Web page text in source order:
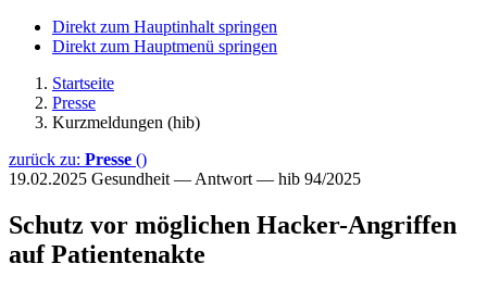
Direkt zum Hauptinhalt springen
Direkt zum Hauptmenü springen
Startseite
Presse
Kurzmeldungen (hib)
zurück zu: Presse ()
19.02.2025 Gesundheit — Antwort — hib 94/2025
Schutz vor möglichen Hacker-Angriffen
auf Patientenakte